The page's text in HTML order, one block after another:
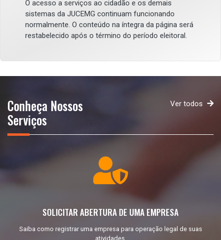
O acesso a serviços ao cidadão e os demais
sistemas da JUCEMG continuam funcionando
normalmente. O conteúdo na íntegra da página será
restabelecido após o término do período eleitoral.
Conheça Nossos
Serviços
Ver todos
SOLICITAR ABERTURA DE UMA EMPRESA
Saiba como registrar uma empresa para operação legal de suas
atividades.